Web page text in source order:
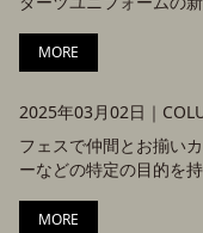
MORE
2025年03月02日｜
フェスで仲間とお揃い
ーなどの特定の目的を
MORE